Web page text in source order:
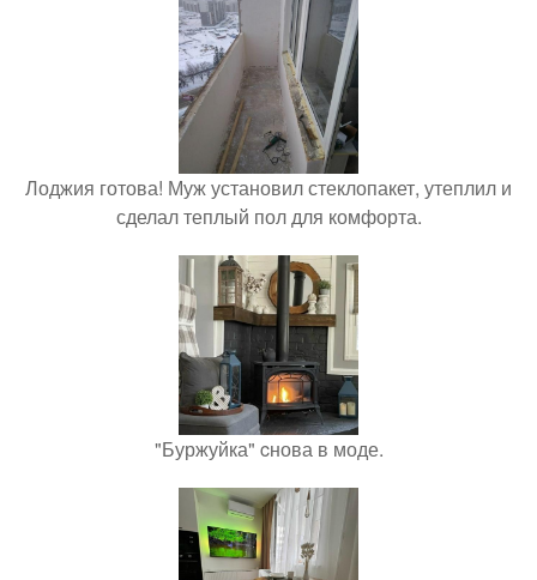
Лоджия готова! Муж установил стеклопакет, утеплил и
сделал теплый пол для комфорта.
"Буржуйка" cнова в моде.